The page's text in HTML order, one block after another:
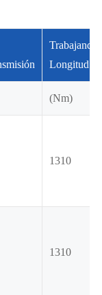
Trabajando
Longitud
(Nm)
1310
1310